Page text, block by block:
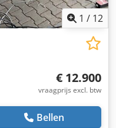
1 / 12
€ 12.900
vraagprijs excl. btw
Bellen